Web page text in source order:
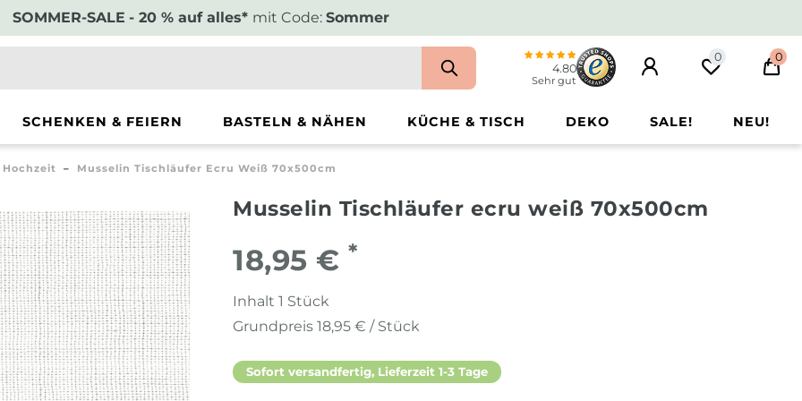
SOMMER-SALE - 20 % auf alles* mit Code: Sommer
4.80
Sehr gut
0 0
SCHENKEN & FEIERN BASTELN & NÄHEN KÜCHE & TISCH DEKO SALE! NEU!
Hochzeit Musselin Tischläufer Ecru Weiß 70x500cm
Musselin Tischläufer ecru weiß 70x500cm
18,95 € *
Inhalt 1 Stück
Grundpreis 18,95 € / Stück
Sofort versandfertig, Lieferzeit 1-3 Tage